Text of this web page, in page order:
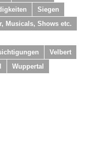
Siegen
Musicals, Shows etc.
Velbert
Wuppertal